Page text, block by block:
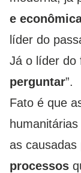
e
líder do
Já o líder do
perguntar”.
Fato é que
as causadas
processos